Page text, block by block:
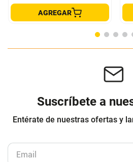
AGREGAR
Suscríbete a
Entérate de nuestras ofertas y